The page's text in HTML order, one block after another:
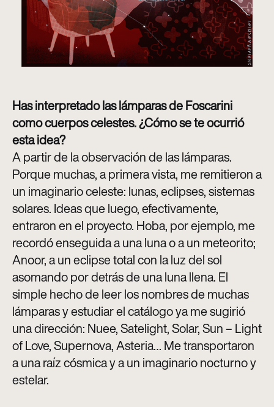
Has interpretado las lámparas de Foscarini
como cuerpos celestes. ¿Cómo se te ocurrió
esta idea?
A partir de la observación de las lámparas.
Porque muchas, a primera vista, me remitieron a
un imaginario celeste: lunas, eclipses, sistemas
solares. Ideas que luego, efectivamente,
entraron en el proyecto. Hoba, por ejemplo, me
recordó enseguida a una luna o a un meteorito;
Anoor, a un eclipse total con la luz del sol
asomando por detrás de una luna llena. El
simple hecho de leer los nombres de muchas
lámparas y estudiar el catálogo ya me sugirió
una dirección: Nuee, Satelight, Solar, Sun – Light
of Love, Supernova, Asteria… Me transportaron
a una raíz cósmica y a un imaginario nocturno y
estelar.